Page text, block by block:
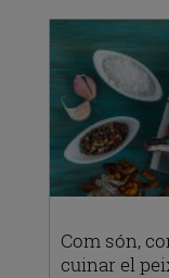
Com són,
cuinar el